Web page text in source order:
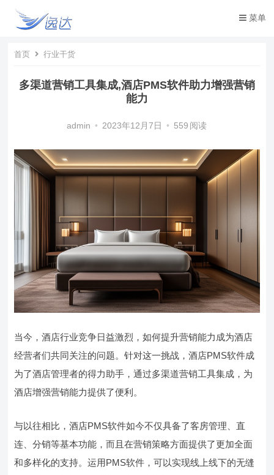
菜单
首页 行业干货
多渠道营销工具集成,酒店PMS软件助力增强营销
能力
admin • 2023年12月7日 • 559 阅读
当今，酒店行业竞争日益激烈，如何提升营销能力成为酒店
经营者们共同关注的问题。针对这一挑战，酒店PMS软件成
为了酒店管理者的得力助手，通过多渠道营销工具集成，为
酒店增强营销能力提供了便利。
与以往相比，酒店PMS软件如今不仅具备了客房管理、直
连、分销等基本功能，而且在营销策略方面提供了更加全面
和多样化的支持。运用PMS软件，可以实现线上线下的无缝